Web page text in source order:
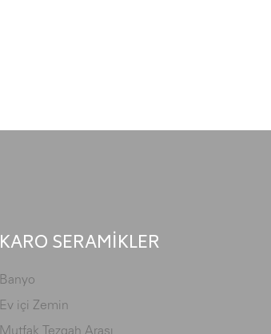
KARO SERAMİKLER
Banyo
Ev içi Zemin
Mutfak Tezgah Arası